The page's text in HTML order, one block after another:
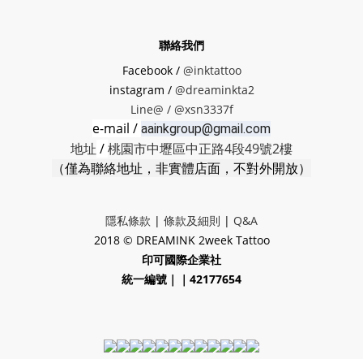
聯絡我們
Facebook / @inktattoo
instagram / @dreaminkta2
Line@ / @xsn3337f
e-mail / aainkgroup@gmail.com
地址 /桃園市中壢區中正路4段49號2樓
（僅為聯絡地址，非實體店面，不對外開放）
隱私條款 | 條款及細則 | Q&A
2018 © DREAMINK 2week Tattoo
印可國際企業社
統一編號｜｜42177654